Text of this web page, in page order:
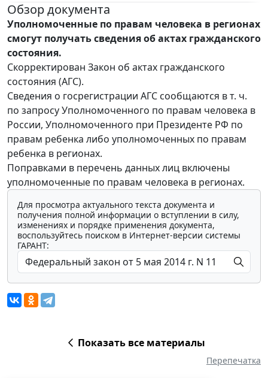
Обзор документа
Уполномоченные по правам человека в регионах
смогут получать сведения об актах гражданского
состояния.
Скорректирован Закон об актах гражданского
состояния (АГС).
Сведения о госрегистрации АГС сообщаются в т. ч.
по запросу Уполномоченного по правам человека в
России, Уполномоченного при Президенте РФ по
правам ребенка либо уполномоченных по правам
ребенка в регионах.
Поправками в перечень данных лиц включены
уполномоченные по правам человека в регионах.
Для просмотра актуального текста документа и
получения полной информации о вступлении в силу,
изменениях и порядке применения документа,
воспользуйтесь поиском в Интернет-версии системы
ГАРАНТ:
Показать все материалы
Перепечатка